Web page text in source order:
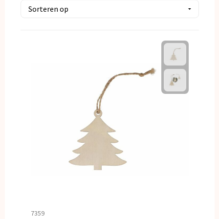
Kerst
Persoonlijke verzorging
Reisbenodigdheden
7359